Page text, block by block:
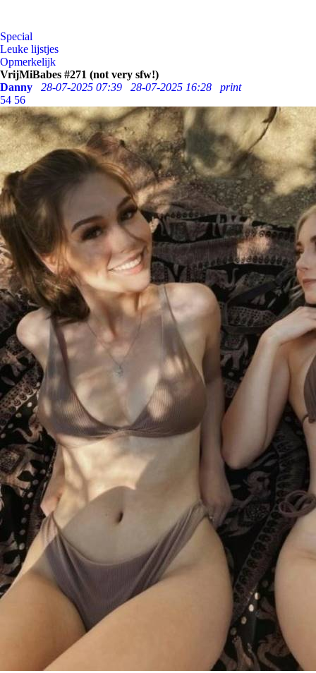
Special
Leuke lijstjes
Opmerkelijk
VrijMiBabes #271 (not very sfw!)
Danny
28-07-2025 07:39 28-07-2025 16:28
print
54 56